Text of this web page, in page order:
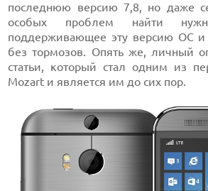
последнюю версию 7,8, но даже
особых проблем найти
поддерживающее эту версию ОС
без тормозов. Опять же, личный
статьи, который стал одним из
Mozart и является им до сих пор.